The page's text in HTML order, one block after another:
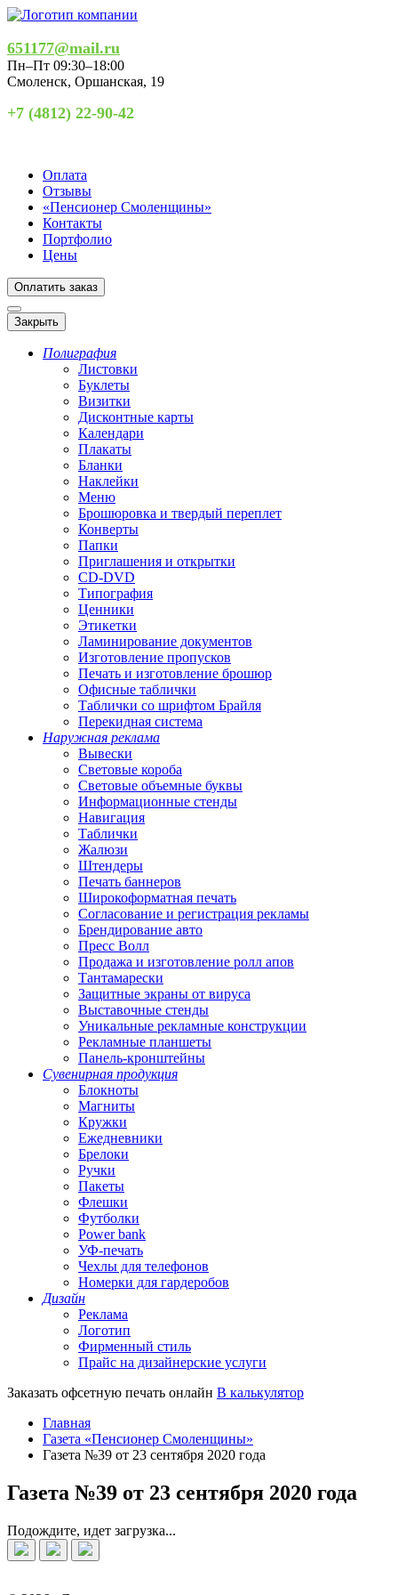
651177@mail.ru
Пн–Пт 09:30–18:00
Смоленск, Оршанская, 19
+7 (4812) 22-90-42
Оплата
Отзывы
«Пенсионер Смоленщины»
Контакты
Портфолио
Цены
Оплатить заказ
Закрыть
Полиграфия
Листовки
Буклеты
Визитки
Дисконтные карты
Календари
Плакаты
Бланки
Наклейки
Меню
Брошюровка и твердый переплет
Конверты
Папки
Приглашения и открытки
CD-DVD
Типография
Ценники
Этикетки
Ламинирование документов
Изготовление пропусков
Печать и изготовление брошюр
Офисные таблички
Таблички со шрифтом Брайля
Перекидная система
Наружная реклама
Вывески
Световые короба
Световые объемные буквы
Информационные стенды
Навигация
Таблички
Жалюзи
Штендеры
Печать баннеров
Широкоформатная печать
Согласование и регистрация рекламы
Брендирование авто
Пресс Волл
Продажа и изготовление ролл апов
Тантамарески
Защитные экраны от вируса
Выставочные стенды
Уникальные рекламные конструкции
Рекламные планшеты
Панель-кронштейны
Сувенирная продукция
Блокноты
Магниты
Кружки
Ежедневники
Брелоки
Ручки
Пакеты
Флешки
Футболки
Power bank
УФ-печать
Чехлы для телефонов
Номерки для гардеробов
Дизайн
Реклама
Логотип
Фирменный стиль
Прайс на дизайнерские услуги
Заказать офсетную печать онлайн В калькулятор
Главная
Газета «Пенсионер Смоленщины»
Газета №39 от 23 сентября 2020 года
Газета №39 от 23 сентября 2020 года
Подождите, идет загрузка...